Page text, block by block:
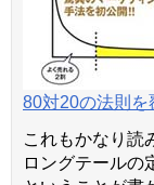
80対20の法則を
これもかなり読
ロングテールの